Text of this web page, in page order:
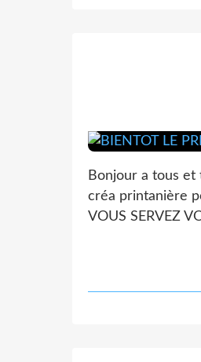
Bonjour a tous
créa printanière
VOUS SERVEZ